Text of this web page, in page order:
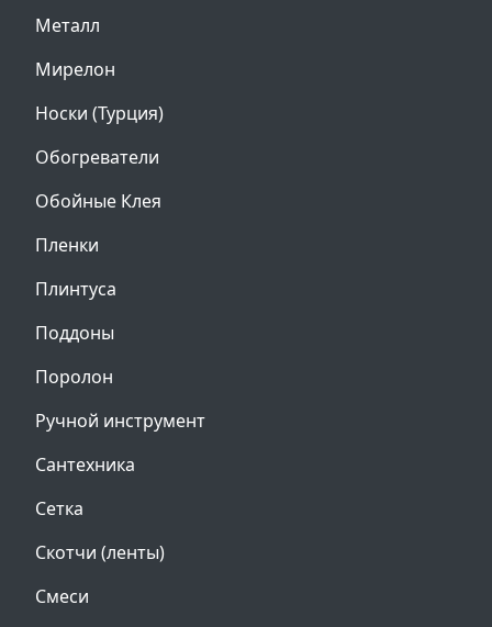
Металл
Мирелон
Носки (Турция)
Обогреватели
Обойные Клея
Пленки
Плинтуса
Поддоны
Поролон
Ручной инструмент
Сантехника
Сетка
Скотчи (ленты)
Смеси